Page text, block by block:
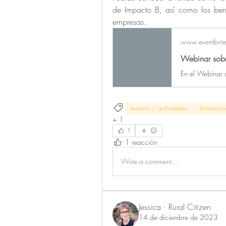
de Impacto B, así como los
empresas.
Webinar
eventos / actividades
+ 1
1
1 reacción
Write a comment...
Jessica · Rural Citizen
14 de diciembre de 2023